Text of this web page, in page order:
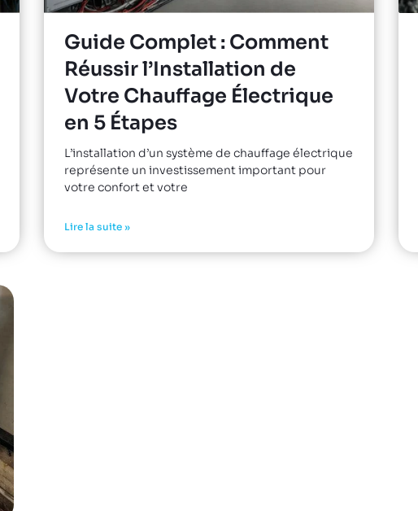
Guide Complet : Comment
Réussir l’Installation de
Votre Chauffage Électrique
en 5 Étapes
L’installation d’un système de chauffage électrique
représente un investissement important pour
votre confort et votre
Lire la suite »